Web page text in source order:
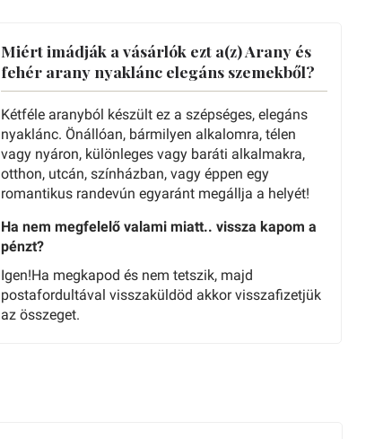
Miért imádják a vásárlók ezt a(z) Arany és
fehér arany nyaklánc elegáns szemekből?
Kétféle aranyból készült ez a szépséges, elegáns
nyaklánc. Önállóan, bármilyen alkalomra, télen
vagy nyáron, különleges vagy baráti alkalmakra,
otthon, utcán, színházban, vagy éppen egy
romantikus randevún egyaránt megállja a helyét!
Ha nem megfelelő valami miatt.. vissza kapom a
pénzt?
Igen!Ha megkapod és nem tetszik, majd
postafordultával visszaküldöd akkor visszafizetjük
az összeget.